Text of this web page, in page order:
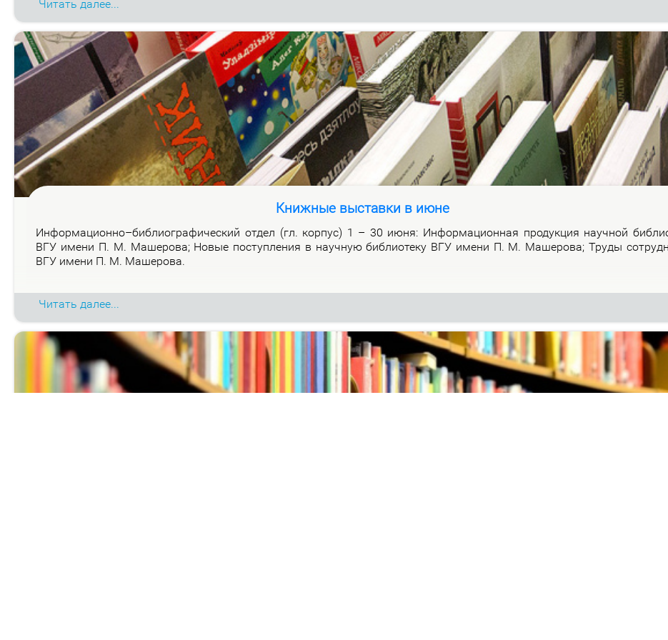
Читать далее...
Книжные выставки в июне
Ин­фор­ма­ци­он­но–биб­лио­гра­фи­че­ский от­дел (гл. кор­пус) 1 – 30 июня: Ин­фор­ма­ци­он­ная про­дук­ция на­уч­ной
ВГУ име­ни П. М. Ма­ше­ро­ва; Но­вые по­ступ­ле­ния в на­уч­ную биб­лио­те­ку ВГУ име­ни П. М. Ма­ше­ро­ва; Тру­ды
ВГУ име­ни П. М. Ма­ше­ро­ва.
Читать далее...